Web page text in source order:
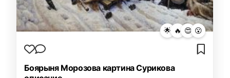
🌟 🔥 😍 😮
Боярыня Морозова картина Сурикова